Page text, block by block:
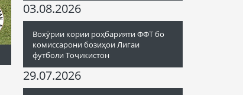
03.08.2026
Вохӯрии кории роҳбарияти ФФТ бо
комиссарони бозиҳои Лигаи
футболи Тоҷикистон
29.07.2026